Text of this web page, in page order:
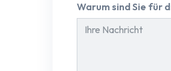
Warum sind Sie für